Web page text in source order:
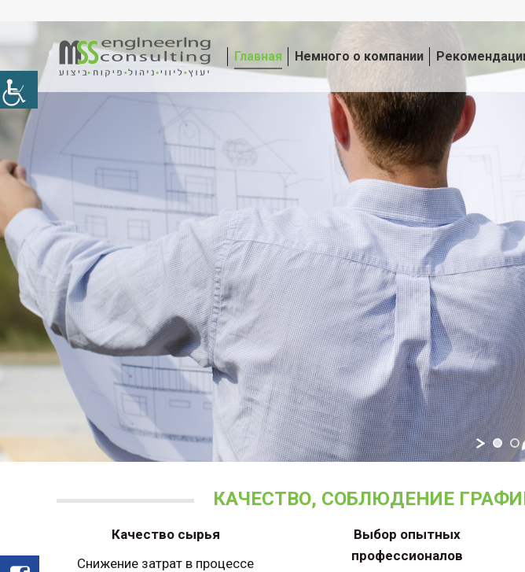
Главная Немного о компании
КАЧЕСТВО, СОБЛЮДЕНИЕ
Выбор опытных
профессионалов
Качество сырья
Снижение затрат в процессе